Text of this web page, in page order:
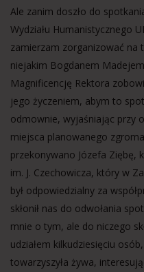
Ale zanim doszło do
Wydziału Humanistycznego
zamierzam zorganizować na
niejakim Bogdanem
Magnificencję Rektora
jego życzeniem, abym to
odmownie, wyjaśniając przy
miejsca planowanego
przekonywano Józefa Ziębę,
im. J. Czechowicza, który w
był odpowiedzialny za
skłonił nas do odwołania
mnie o tym, ale do niczego
udziałem kilkudziesięciu
towarzyszyła żywa,